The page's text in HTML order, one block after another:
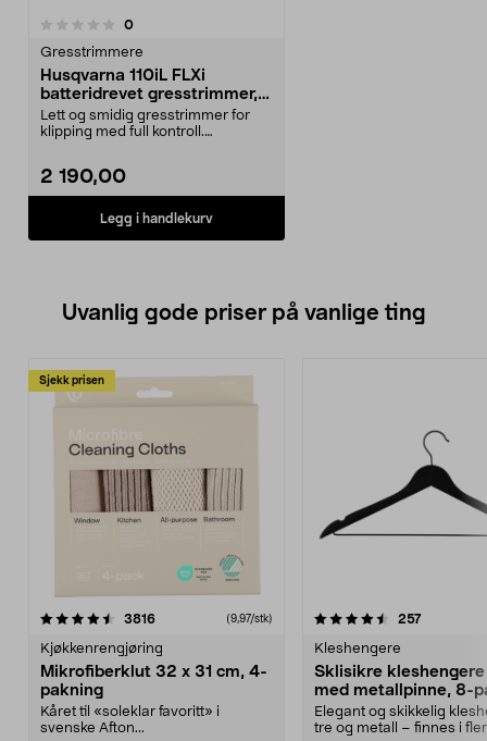
0anmeldelser
Gresstrimmere
Husqvarna 110iL FLXi
batteridrevet gresstrimmer,
36V
Lett og smidig gresstrimmer for
klipping med full kontroll.
2 190,00
Legg i handlekurv
Uvanlig gode priser på vanlige ting
Sjekk prisen
3816anmeldelser(9,97/stk)
Kjøkkenrengjøring
Mikrofiberklut 32 x 31 cm, 4-
pakning
Kåret til «soleklar favoritt» i
svenske Afton...
4.5av 5 stjerner 257
Kleshengere
Sklisikre
med metallpinne, 8-
Elegant og skikkelig
tre og metall – finnes i
4.5av 5 stjerner